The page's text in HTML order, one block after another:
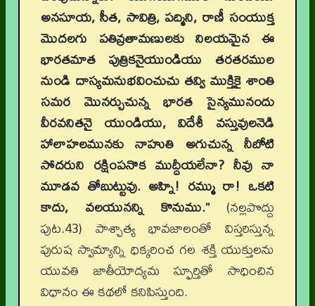
అనసూయ, సీత, సావిత్రి, పద్మిని, రాణీ సంయుక్త
మొదలగు పతివ్రతామణులకు నిలయమైన ఈ
భారతమాత పుత్రికనైయుండియు తరతరముల
నుండి దాస్యమనుభవించుచు తవ్వి ముక్తికై శాంతి
సమర మొనర్చుచున్న భారత సైన్యమునందు
వీరవనితనై యుండియు, విదేశీ వస్తువులనెడి
హాలాహలమునకు నాహుతి అగుచున్న నీబోటి
సోదరుని రక్షింపనొక ముద్దీయలేనా? నీవు నా
మూడవ తోబుట్టువు. అహ్ని! రమ్ము రా! ఒకటి
కాదు, వలయునన్ని కొనుము.” (నల్లపొద్దు
పుట.43) పాశ్చాత్య భావజాలంతో విస్తరిస్తున్న
పురుష స్వామ్యాన్ని ధిక్కరించ గల శక్తి యుక్తులను
యువతి జాతీయోద్యమ స్ఫూర్తితో సాధించిన
విధానం ఈ కథలో కనిపిస్తుంది.